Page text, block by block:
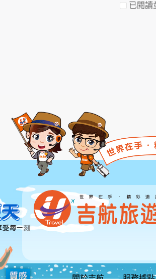
父母或監護人已閱讀、了解並同意接受本
權隨時停止或更改各項會員服務的內容，
權保護政策
人隱私是本網站的基本政策。因此，除法
的個人資訊。請詳細閱讀本網站的『責任
權保護政策的適用範圍: 隱私權保護政策內
結網站，也不適用於非本網站所委託或參與
料的蒐集、處理及利用方式: 當您造訪本
處理及利用您的個人資料；非經您書面
。 本網站在您使用服務信箱、問卷調查
相關行徑，包括您使用連線設備的IP位
外公佈。 為提供精確的服務，我們會將
計數據及說明文字，但不涉及特定個人之資
律或因相關主管機關特殊要求:
站，於下列情形發生時，得依法公開您的
律及相關主管機關要求；
已閱讀